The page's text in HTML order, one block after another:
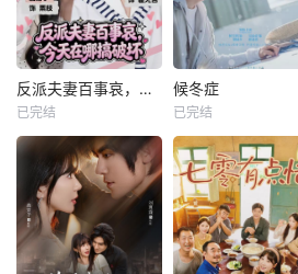
反派夫妻百事哀，今天在哪搞破坏
已完结
候冬症
已完结